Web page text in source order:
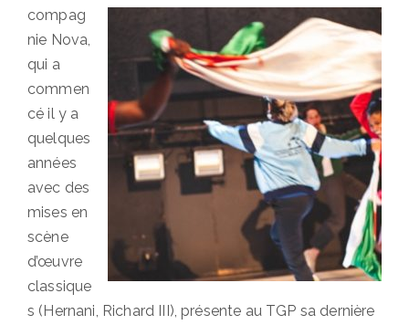
compag
nie Nova,
qui a
commen
cé il y a
quelques
années
avec des
mises en
scène
d’œuvre
classique
s (Hernani, Richard III), présente au TGP sa dernière